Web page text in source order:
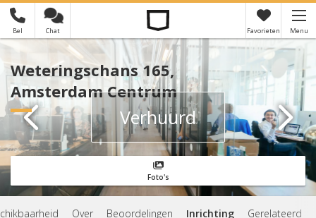
Bel Chat Favorieten Menu
Je hebt nog geen favorieten ×
Verhuurd
Weteringschans 165,
Amsterdam Centrum
Foto's
Over Beoordelingen Inrichting Gerelateerd